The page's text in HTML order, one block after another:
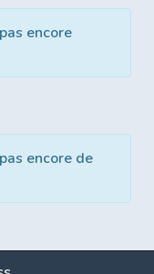
encore
encore de